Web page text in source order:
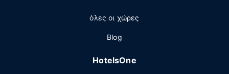
όλες οι χώρες
Blog
HotelsOne